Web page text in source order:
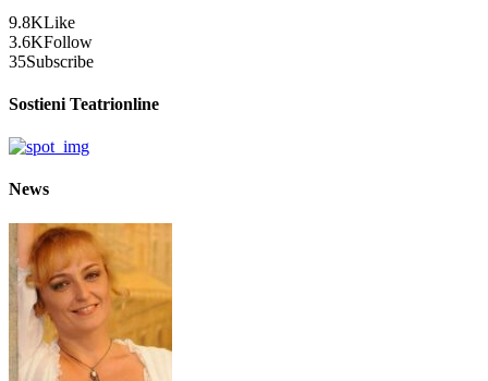
9.8KLike
3.6KFollow
35Subscribe
Sostieni Teatrionline
News